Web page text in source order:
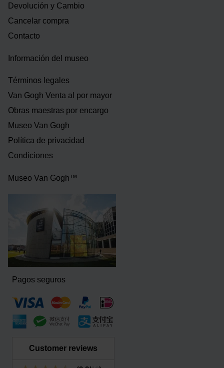
Devolución y Cambio
Cancelar compra
Contacto
Información del museo
Términos legales
Van Gogh Venta al por mayor
Obras maestras por encargo
Museo Van Gogh
Política de privacidad
Condiciones
Museo Van Gogh™
Pagos seguros